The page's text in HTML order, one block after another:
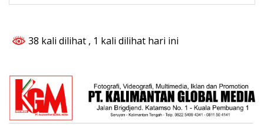
38 kali dilihat , 1 kali dilihat hari ini